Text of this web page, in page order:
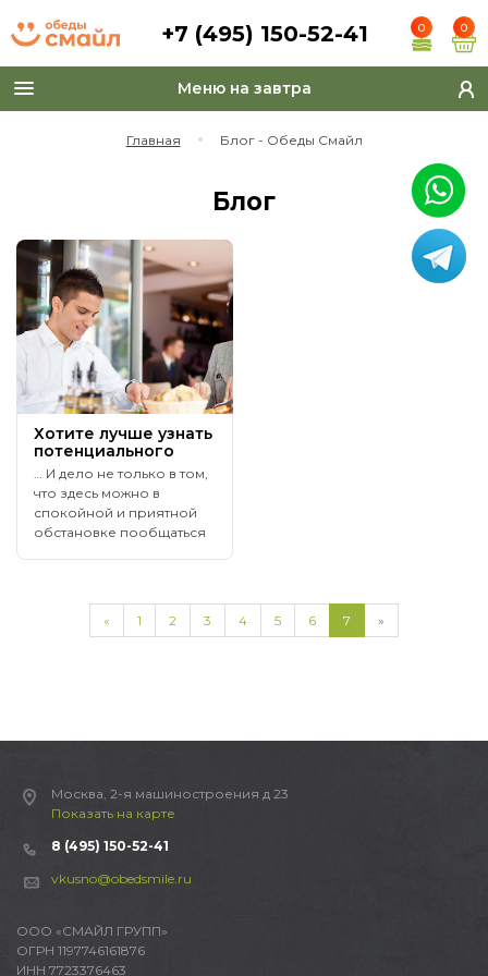
+7 (495) 150-52-41 0 0
Toggle
navigation
Меню на завтра
Главная Блог - Обеды Смайл
Блог
Хотите лучше узнать
потенциального
партнера по
бизнесу?
Пригласите его на
деловой обед…
… И дело не только в том,
что здесь можно в
спокойной и приятной
обстановке пообщаться
« 1 2 3 4 5 6 7 »
Москва, 2-я машиностроения д 23
Показать на карте
8 (495) 150-52-41
vkusno@obedsmile.ru
ООО «СМАЙЛ ГРУПП»
ОГРН 1197746161876
ИНН 7723376463